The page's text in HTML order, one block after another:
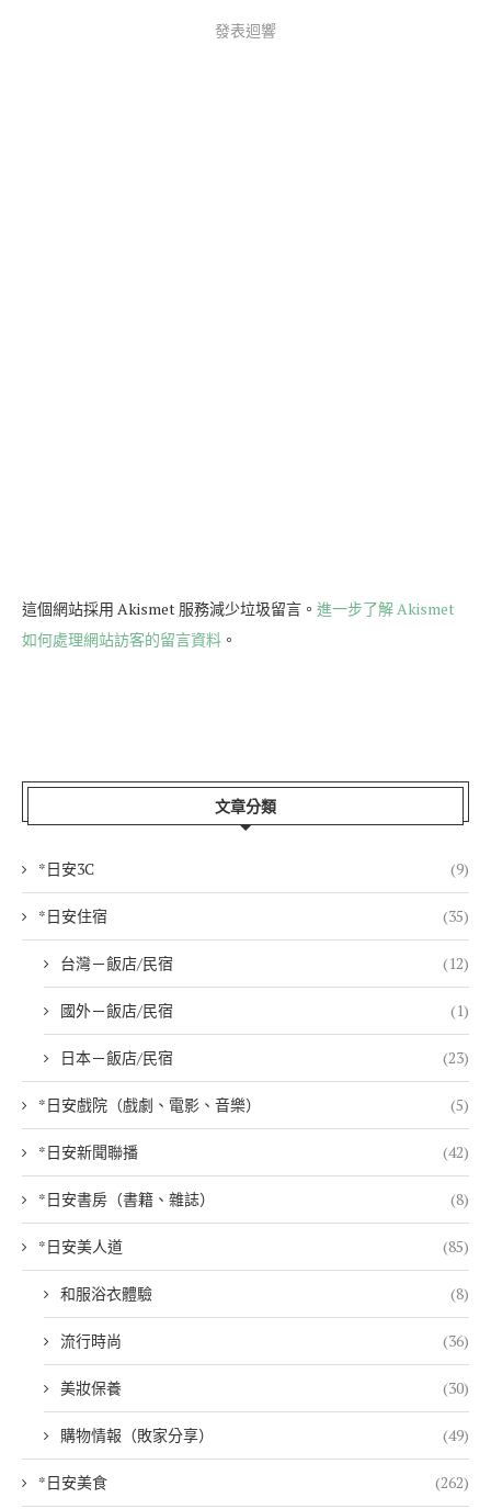
發表迴響
這個網站採用 Akismet 服務減少垃圾留言。 進一步了解 Akismet
如何處理網站訪客的留言資料 。
文章分類
*日安3C (9)
*日安住宿 (35)
台灣－飯店/民宿 (12)
國外－飯店/民宿 (1)
日本－飯店/民宿 (23)
*日安戲院（戲劇、電影、音樂） (5)
*日安新聞聯播 (42)
*日安書房（書籍、雜誌） (8)
*日安美人道 (85)
和服浴衣體驗 (8)
流行時尚 (36)
美妝保養 (30)
購物情報（敗家分享） (49)
*日安美食 (262)